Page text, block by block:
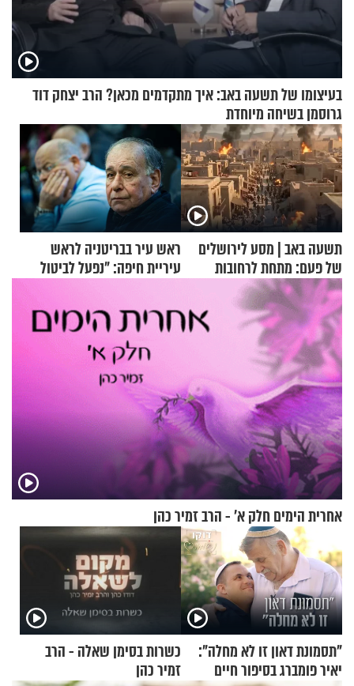
בעיצומו של תשעה באב: איך מתקדמים מכאן? הרב יצחק דוד
גרוסמן בשיחה מיוחדת
תשעה באב | מסע לירושלים
של פעם: מתחת לרחובות
ירושלים
ראש עיר בבריטניה לראש
עיריית חיפה: ״נפעל לביטול
אחרית הימים חלק א’ - הרב זמיר כהן
"תסמונת דאון זו לא מחלה":
יאיר פומברג בסיפור חיים
כשרות בסימן שאלה - הרב
זמיר כהן